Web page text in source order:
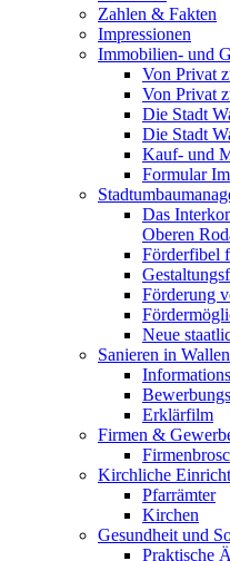
Zahlen & Fakten
Impressionen
Immobilien- und
Von Privat
Von Privat
Die Stadt
Die Stadt
Kauf- und
Formular
Das
Oberen
Förderfibel
Förderung
Neue
Sanieren in
Erklärfilm
Firmen &
Kirchliche
Pfarrämter
Kirchen
Gesundheit und
Praktische